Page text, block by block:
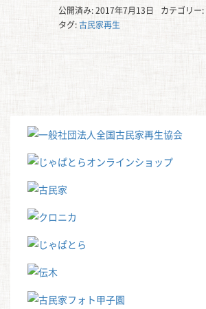
公開済み: 2017年7月13日 カテゴリー:
タグ:古民家再生